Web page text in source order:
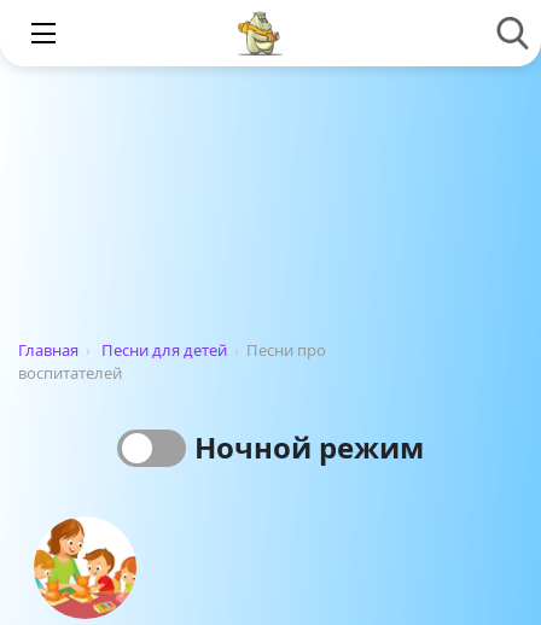
Главная › Песни для детей › Песни про
воспитателей
Ночной режим